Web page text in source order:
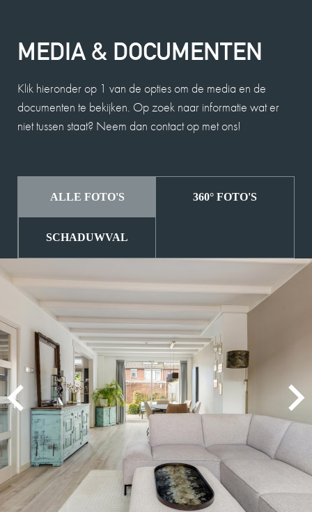
MEDIA & DOCUMENTEN
Klik hieronder op 1 van de opties om de media en de
documenten te bekijken. Op zoek naar informatie wat er
niet tussen staat? Neem dan contact op met ons!
ALLE FOTO'S 360° FOTO'S
SCHADUWVAL
MEVROUW A. WIJNA
Wij zouden Charles Nagelkerke zeker
aanbevelen als makelaar. Hij geeft goede
adviezen, is zeer punctueel en betrouwbaar.
2025-08-26